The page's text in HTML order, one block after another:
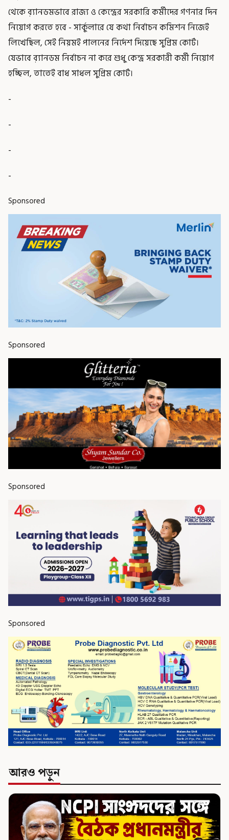
থেকে ব়্যানডমভাবে রাজ্য ও কেন্দ্রের সরকারি কর্মীদের গণনার দিন
নিয়োগ করতে হবে - সার্কুলারে যে কথা নির্বাচন কমিশন নিজেই
লিখেছিল, সেই নিয়মই পালনের নির্দেশ দিয়েছে সুপ্রিম কোর্ট।
যেভাবে ব়্যানডম নির্বাচন না করে শুধু কেন্দ্র সরকারী কর্মী নিয়োগ
হচ্ছিল, তাতেই বাধ সাধল সুপ্রিম কোর্ট।
-
-
-
-
Sponsored
Sponsored
Sponsored
Sponsored
আরও পড়ুন